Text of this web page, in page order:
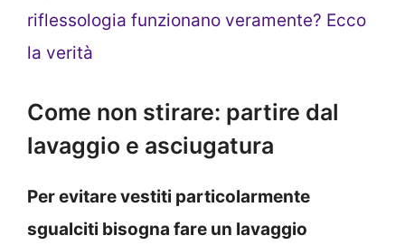
riflessologia funzionano veramente? Ecco
la verità
Come non stirare: partire dal
lavaggio e asciugatura
Per evitare vestiti particolarmente
sgualciti bisogna fare un lavaggio